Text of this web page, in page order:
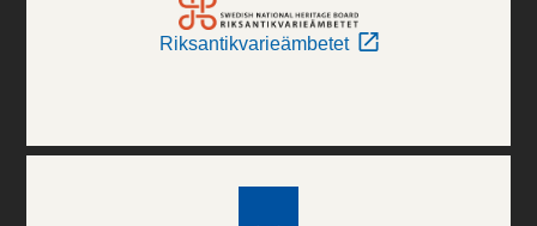
Riksantikvarieämbetet